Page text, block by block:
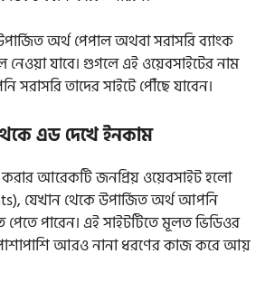
অর্থ পেপাল অথবা সরাসরি ব্যাংক
নেওয়া যাবে। গুগলে এই ওয়েবসাইটের নাম
সরাসরি তাদের সাইটে পৌঁছে যাবেন।
এড দেখে ইনকাম
আরেকটি জনপ্রিয় ওয়েবসাইট হলো
যেখান থেকে উপার্জিত অর্থ আপনি
পেতে পারেন। এই সাইটটিতে মূলত ভিডিওর
পাশাপাশি আরও নানা ধরণের কাজ করে আয়